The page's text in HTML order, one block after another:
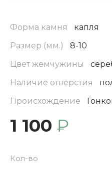
Форма камня
капля
Размер (мм.)
8-10
Цвет жемчужины
Наличие отверстия
Происхождение
1 100 ₽
Кол-во